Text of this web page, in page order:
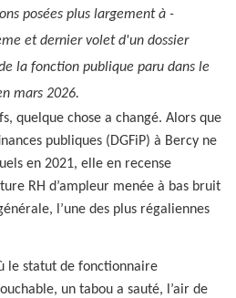
posées plus largement à
et dernier volet d'un dossier
la fonction publique paru dans le
mars 2026.
quelque chose a changé. Alors que
publiques (DGFiP) à Bercy ne
en 2021, elle en recense
RH d’ampleur menée à bas bruit
l’une des plus régaliennes
le statut de fonctionnaire
un tabou a sauté, l’air de